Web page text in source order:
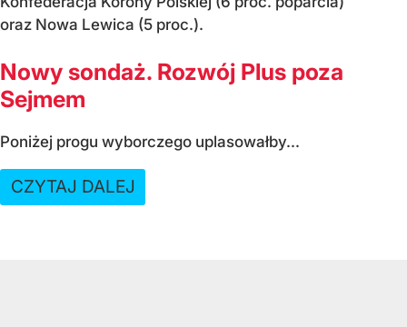
oraz Nowa Lewica (5 proc.).
Nowy sondaż. Rozwój Plus poza
Sejmem
Poniżej progu wyborczego uplasowałby...
CZYTAJ DALEJ